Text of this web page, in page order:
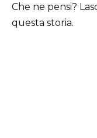
Che ne pensi?
questa storia.